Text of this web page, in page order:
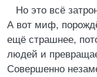
Но это всё
А вот миф,
ещё страшнее,
людей и
Совершенно